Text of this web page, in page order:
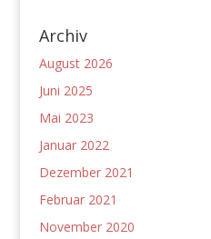
Archiv
August 2026
Juni 2025
Mai 2023
Januar 2022
Dezember 2021
Februar 2021
November 2020